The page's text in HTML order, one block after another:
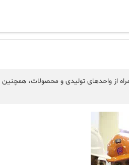
تولیدی و محصولات، همچنین